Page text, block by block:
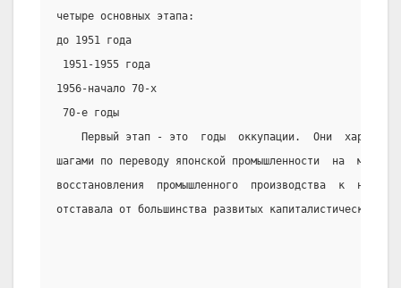
четыре основных этапа:
до 1951 года
1951-1955 года
1956-начало 70-х
70-е годы
Первый этап - это  годы  оккупации.  Они
шагами по переводу японской промышленности  на
восстановления  промышленного  производства  к
отставала от большинства развитых капиталистических